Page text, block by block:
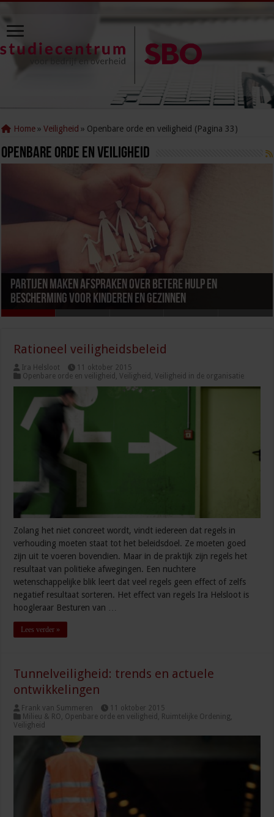
Home » Veiligheid » Openbare orde en veiligheid (Pagina 33)
Openbare orde en veiligheid
Partijen maken afspraken over betere hulp en
bescherming voor kinderen en gezinnen
Kabinet werkt aan verbetering aanpak van geweld
tegen vrouwen, huiselijk geweld en kindermishandeling
Kabinet scherpt regels aan voor winstuitkeringen en
bedrijfsvoering in de zorg
Kabinet intensiveert strijd tegen corruptie en criminele
beïnvloeding
Leefbaarheid in Nederland daalt licht, blijft gemiddeld
goed
Rationeel veiligheidsbeleid
Ira Helsloot
11 oktober 2015
Openbare orde en veiligheid ,Veiligheid ,Veiligheid in de organisatie
Zolang het niet concreet wordt, vindt iedereen dat regels in
verhouding moeten staat tot het beleidsdoel. Ze moeten goed
zijn uit te voeren bovendien. Maar in de praktijk zijn regels het
resultaat van politieke afwegingen. Een nuchtere
wetenschappelijke blik leert dat veel regels geen effect of zelfs
negatief resultaat sorteren. Het effect van regels Ira Helsloot is
hoogleraar Besturen van …
Lees verder »
Tunnelveiligheid: trends en actuele
ontwikkelingen
Frank van Summeren
11 oktober 2015
Milieu & RO, Openbare orde en veiligheid , Ruimtelijke Ordening,
Veiligheid